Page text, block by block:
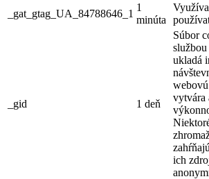
_gat_gtag_UA_84788646_1
1
minúta
_gid 1 deň
Súbor
ukladá
vytvára
ich